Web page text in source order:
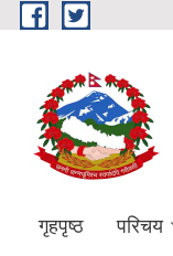
Skip to main content
गृहपृष्ठ परिचय